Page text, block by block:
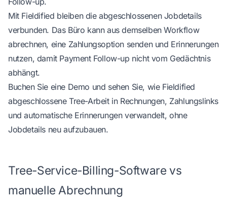
Mit Fieldified bleiben die abgeschlossenen Jobdetails
verbunden. Das Büro kann aus demselben Workflow
abrechnen, eine Zahlungsoption senden und Erinnerungen
nutzen, damit Payment Follow-up nicht vom Gedächtnis
abhängt.
Buchen Sie eine Demo und sehen Sie, wie Fieldified
abgeschlossene Tree-Arbeit in Rechnungen, Zahlungslinks
und automatische Erinnerungen verwandelt, ohne
Jobdetails neu aufzubauen.
Tree-Service-Billing-Software vs
manuelle Abrechnung